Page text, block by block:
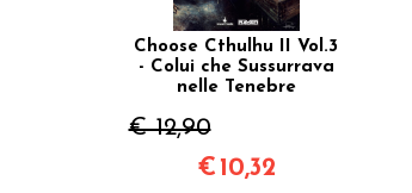
Choose Cthulhu II Vol.3
- Colui che Sussurrava
nelle Tenebre
€ 12,90
€ 10,32